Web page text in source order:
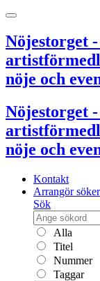
Nöjestorget
nöje och
Nöjestorget
nöje och
Kontakt
Arrangör söker
Sök
Alla
Titel
Nummer
Taggar